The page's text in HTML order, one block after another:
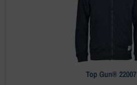
Top Gun® 22007